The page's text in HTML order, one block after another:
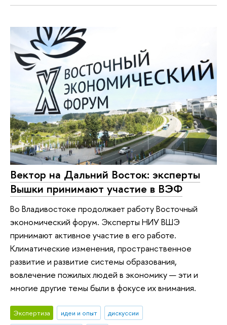
Вектор на Дальний Восток: эксперты
Вышки принимают участие в ВЭФ
Во Владивостоке продолжает работу Восточный
экономический форум. Эксперты НИУ ВШЭ
принимают активное участие в его работе.
Климатические изменения, пространственное
развитие и развитие системы образования,
вовлечение пожилых людей в экономику — эти и
многие другие темы были в фокусе их внимания.
Экспертиза идеи и опыт
дискуссии